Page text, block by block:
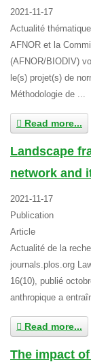
2021-11-17
Actualité thématique
AFNOR et la
(AFNOR/BIODIV)
le(s) projet(s) de
Méthodologie de ...
Read more...
Landscape
network and
2021-11-17
Publication
Article
Actualité de la
journals.plos.org
16(10), publié
anthropique a
Read more...
The impact